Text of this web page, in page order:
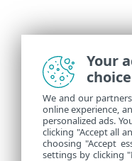
Your
choice
We and our
online experience,
personalized ads.
clicking "Accept all
choosing "Accept
settings by clicking